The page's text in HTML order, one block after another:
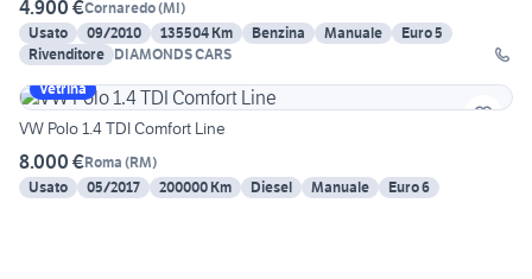
4.900 €Cornaredo(MI)
Usato
09/2010 135504 Km Benzina Manuale
Euro 5
Rivenditore DIAMONDS CARS
Vetrina
VW Polo 1.4 TDI Comfort Line
8.000 €Roma (RM)
Usato
05/2017 200000 Km Diesel Manuale Euro 6